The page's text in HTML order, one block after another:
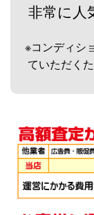
釣具買取ク
ダイワ 荒法
未使用
ダイワ 荒法
未使用
釣具買取ク
turi20260810
シマノ へら
非常に人
※コンディシ
ていただく